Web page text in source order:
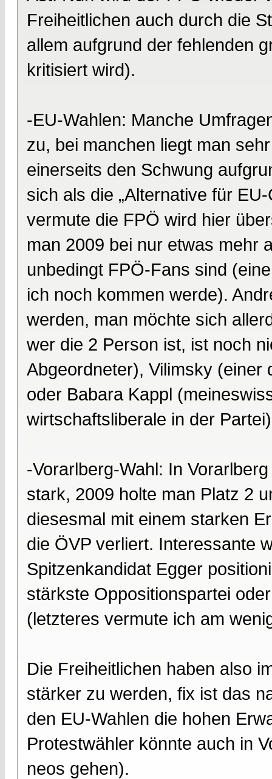
Freiheitlichen auch durch die
allem aufgrund der fehlenden
kritisiert wird).
-EU-Wahlen: Manche
zu, bei manchen liegt man
einerseits den Schwung
sich als die „Alternative für
vermute die FPÖ wird hier
man 2009 bei nur etwas mehr
unbedingt FPÖ-Fans sind
ich noch kommen werde).
werden, man möchte sich
wer die 2 Person ist, ist noch
Abgeordneter), Vilimsky
oder Babara Kappl
wirtschaftsliberale in der
-Vorarlberg-Wahl: In
stark, 2009 holte man Platz 2
diesesmal mit einem starken
die ÖVP verliert. Interessante
Spitzenkandidat Egger
stärkste Oppositionspartei
(letzteres vermute ich am
Die Freiheitlichen haben also
stärker zu werden, fix ist das
den EU-Wahlen die hohen
Protestwähler könnte auch in
neos gehen).